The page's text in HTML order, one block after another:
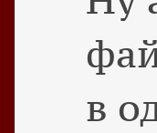
в